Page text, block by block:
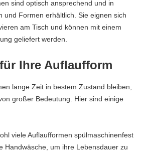
sind optisch ansprechend und in
und Formen erhältlich. Sie eignen sich
am Tisch und können mit einem
geliefert werden.
Ihre Auflaufform
lange Zeit in bestem Zustand bleiben,
großer Bedeutung. Hier sind einige
viele Auflaufformen spülmaschinenfest
Handwäsche, um ihre Lebensdauer zu